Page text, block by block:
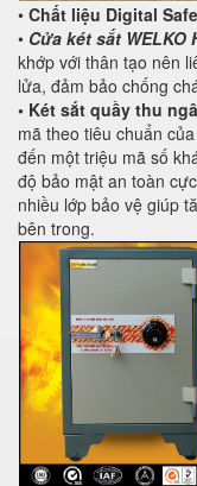
• Chất liệu Digital
• Cửa két sắt WELKO
khớp với thân tạo nên
lửa, đảm bảo chống
• Két sắt quầy thu
mã theo tiêu chuẩn
đến một triệu mã số
độ bảo mật an toàn
nhiều lớp bảo vệ giúp
bên trong.